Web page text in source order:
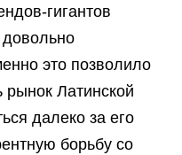
гигантов
довольно
это позволило
рынок Латинской
далеко за его
борьбу со